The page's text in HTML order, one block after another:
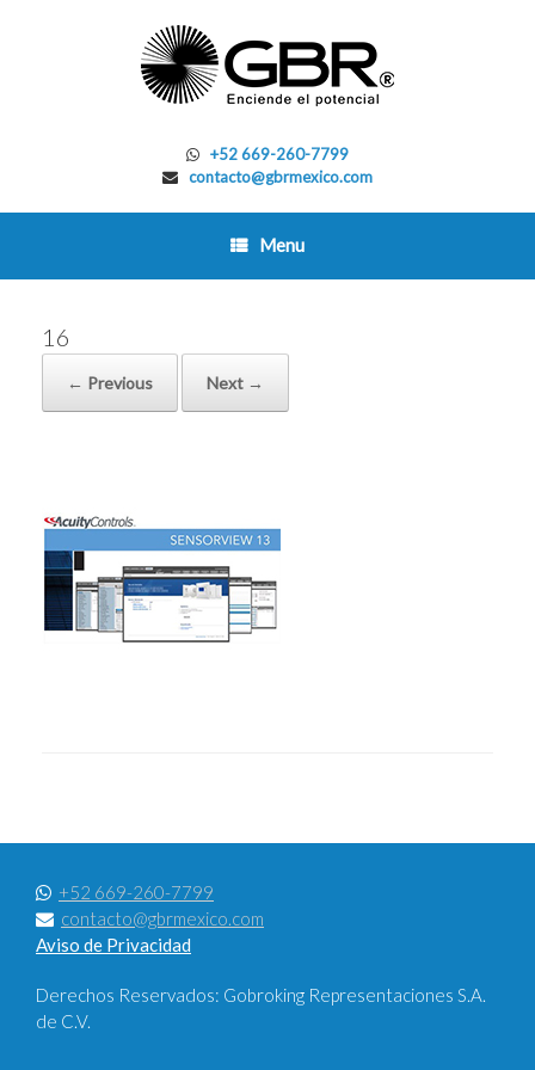
+52 669-260-7799
contacto@gbrmexico.com
Menu
16
← Previous Next →
+52 669-260-7799
contacto@gbrmexico.com
Aviso de Privacidad
Derechos Reservados: Gobroking Representaciones S.A.
de C.V.